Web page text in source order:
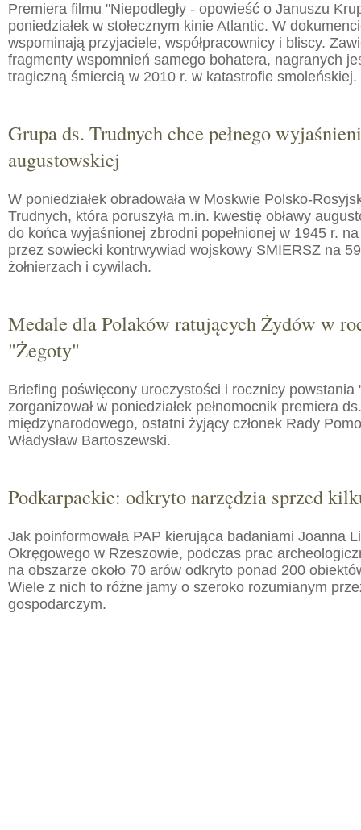
Premiera filmu "Niepodległy - opowieść o Januszu
poniedziałek w stołecznym kinie Atlantic. W
wspominają przyjaciele, współpracownicy i bliscy.
fragmenty wspomnień samego bohatera, nagranych
tragiczną śmiercią w 2010 r. w katastrofie smoleńskiej.
Grupa ds. Trudnych chce pełnego
augustowskiej
W poniedziałek obradowała w Moskwie Polsko-
Trudnych, która poruszyła m.in. kwestię obławy
do końca wyjaśnionej zbrodni popełnionej w 1945 r.
przez sowiecki kontrwywiad wojskowy SMIERSZ na
żołnierzach i cywilach.
Medale dla Polaków ratujących Żydów w
"Żegoty"
Briefing poświęcony uroczystości i rocznicy powstania
zorganizował w poniedziałek pełnomocnik premiera
międzynarodowego, ostatni żyjący członek Rady
Władysław Bartoszewski.
Podkarpackie: odkryto narzędzia sprzed
Jak poinformowała PAP kierująca badaniami Joanna
Okręgowego w Rzeszowie, podczas prac
na obszarze około 70 arów odkryto ponad 200
Wiele z nich to różne jamy o szeroko rozumianym
gospodarczym.